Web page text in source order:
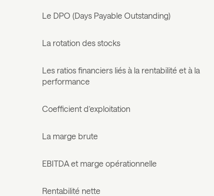
Le DPO (Days Payable Outstanding)
La rotation des stocks
Les ratios financiers liés à la rentabilité et à la
performance
Coefficient d’exploitation
La marge brute
EBITDA et marge opérationnelle
Rentabilité nette